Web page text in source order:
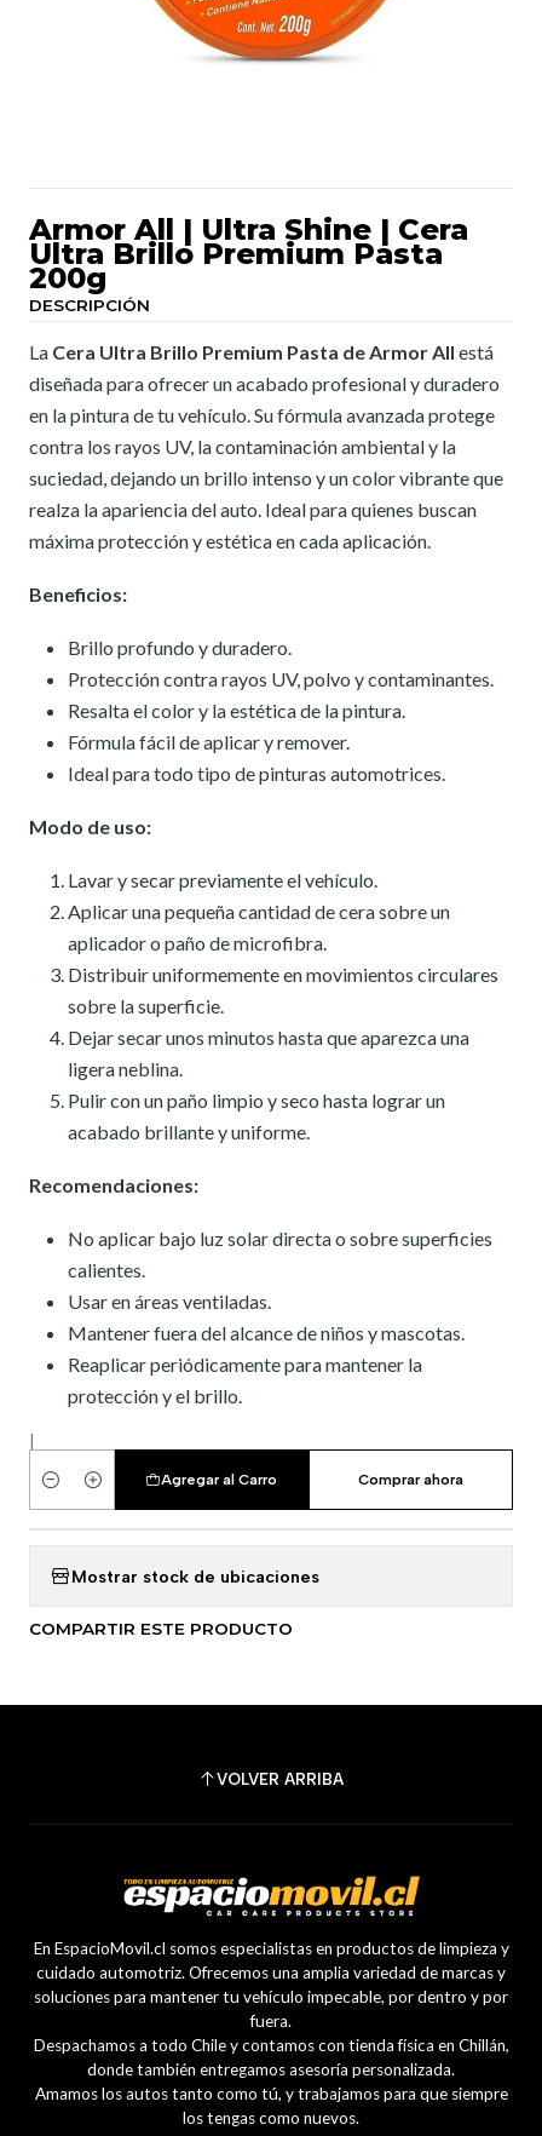
Armor All | Ultra Shine | Cera
Ultra Brillo Premium Pasta
200g
DESCRIPCIÓN
La Cera Ultra Brillo Premium Pasta de Armor All está
diseñada para ofrecer un acabado profesional y duradero
en la pintura de tu vehículo. Su fórmula avanzada protege
contra los rayos UV, la contaminación ambiental y la
suciedad, dejando un brillo intenso y un color vibrante que
realza la apariencia del auto. Ideal para quienes buscan
máxima protección y estética en cada aplicación.
Beneficios:
Brillo profundo y duradero.
Protección contra rayos UV, polvo y contaminantes.
Resalta el color y la estética de la pintura.
Fórmula fácil de aplicar y remover.
Ideal para todo tipo de pinturas automotrices.
Modo de uso:
Lavar y secar previamente el vehículo.
Aplicar una pequeña cantidad de cera sobre un
aplicador o paño de microfibra.
Distribuir uniformemente en movimientos circulares
sobre la superficie.
Dejar secar unos minutos hasta que aparezca una
ligera neblina.
Pulir con un paño limpio y seco hasta lograr un
acabado brillante y uniforme.
Recomendaciones:
No aplicar bajo luz solar directa o sobre superficies
calientes.
Usar en áreas ventiladas.
Mantener fuera del alcance de niños y mascotas.
Reaplicar periódicamente para mantener la
protección y el brillo.
Cantidad
Agregar al Carro Comprar ahora
Mostrar stock de ubicaciones
COMPARTIR ESTE PRODUCTO
VOLVER ARRIBA
En EspacioMovil.cl somos especialistas en productos de limpieza y
cuidado automotriz. Ofrecemos una amplia variedad de marcas y
soluciones para mantener tu vehículo impecable, por dentro y por
fuera.
Despachamos a todo Chile y contamos con tienda física en Chillán,
donde también entregamos asesoría personalizada.
Amamos los autos tanto como tú, y trabajamos para que siempre
los tengas como nuevos.